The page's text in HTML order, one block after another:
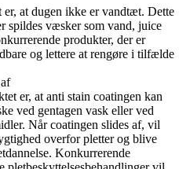
at dugen ikke er vandtæt. Dette
spildes væsker som vand, juice
produkter, der er
og lettere at rengøre i tilfælde
er, at anti stain coatingen kan
ved gentagen vask eller ved
Når coatingen slides af, vil
overfor pletter og blive
Konkurrerende